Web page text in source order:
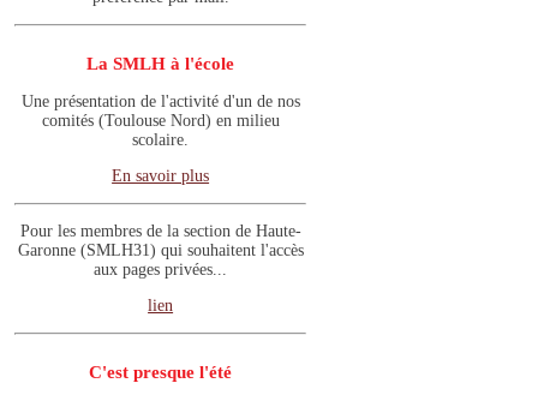
comités (Toulouse Nord) en milieu
scolaire.
Garonne (SMLH31) qui souhaitent l'accès
aux pages privées...